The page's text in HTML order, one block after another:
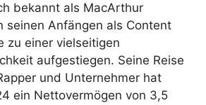
bekannt als MacArthur
seinen Anfängen als Content
zu einer vielseitigen
aufgestiegen. Seine Reise
und Unternehmer hat
ein Nettovermögen von 3,5